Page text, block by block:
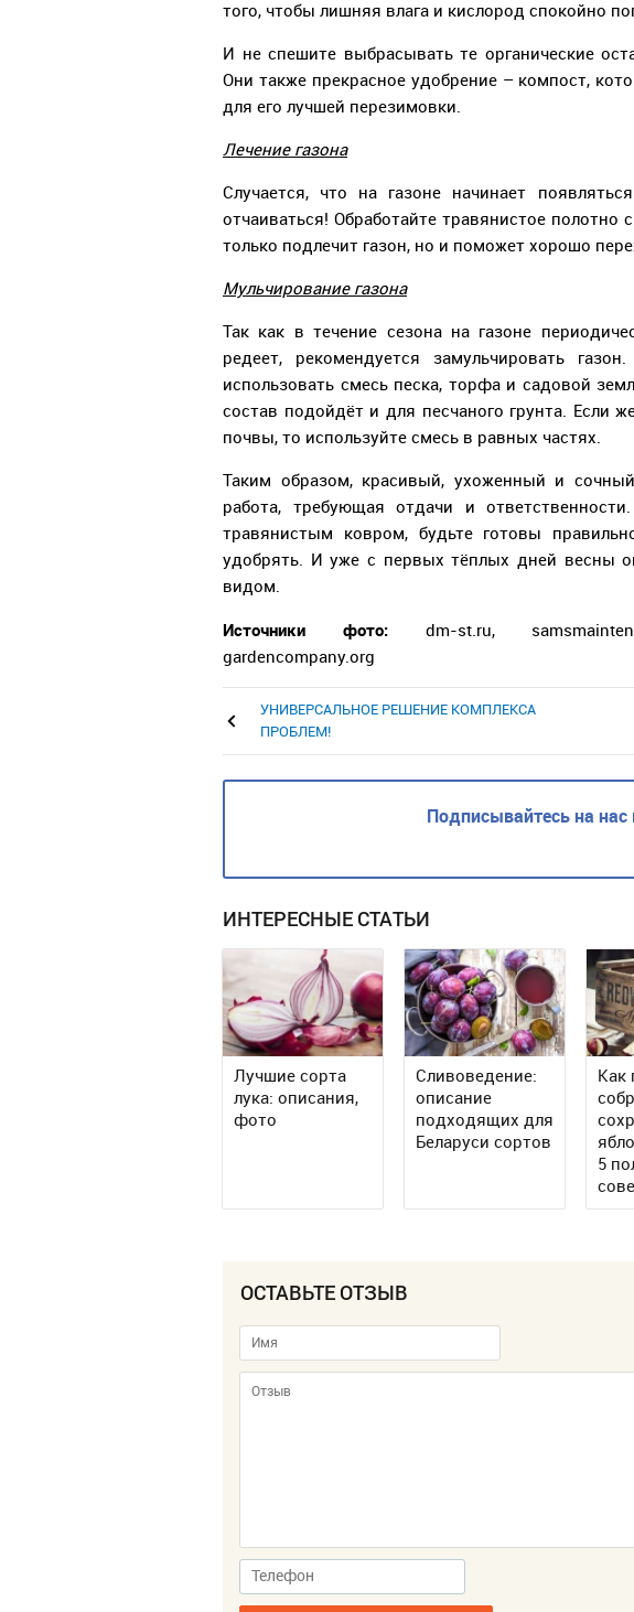
того, чтобы лишняя влага и кислород спокойно
И не спешите выбрасывать те органические
Они также прекрасное удобрение – компост,
для его лучшей перезимовки.
Лечение газона
Случается, что на газоне начинает
отчаиваться! Обработайте травянистое
только подлечит газон, но и поможет хорошо
Мульчирование газона
Так как в течение сезона на газоне
редеет, рекомендуется замульчировать
использовать смесь песка, торфа и садовой
состав подойдёт и для песчаного грунта. Если
почвы, то используйте смесь в равных частях.
Таким образом, красивый, ухоженный и
работа, требующая отдачи и
травянистым ковром, будьте готовы
удобрять. И уже с первых тёплых дней весны
видом.
Источники фото: dm-st.ru,
gardencompany.org
УНИВЕРСАЛЬНОЕ РЕШЕНИЕ КОМПЛЕКСА
ПРОБЛЕМ!
Подписывайтесь на нас
ИНТЕРЕСНЫЕ СТАТЬИ
Лучшие сорта
лука: описания,
фото
Сливоведение:
описание
подходящих для
Беларуси сортов
Как
5
ОСТАВЬТЕ ОТЗЫВ